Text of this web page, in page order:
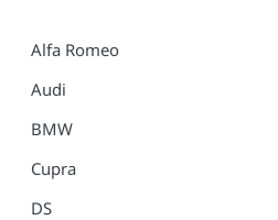
Alfa Romeo
Audi
BMW
Cupra
DS